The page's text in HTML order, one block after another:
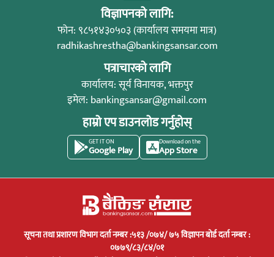
विज्ञापनको लागि:
फोन: ९८५१४३०५०३ (कार्यालय समयमा मात्र)
radhikashrestha@bankingsansar.com
पत्राचारको लागि
कार्यालय: सूर्य विनायक, भक्तपुर
इमेल: bankingsansar@gmail.com
हाम्रो एप डाउनलोड गर्नुहोस्
GET IT ON
Google Play
Download on the
App Store
सूचना तथा प्रशारण विभाग दर्ता नम्बर :५१३ /०७४/ ७५ विज्ञापन बोर्ड दर्ता नम्बर :
०७७९/८३/८४/०१